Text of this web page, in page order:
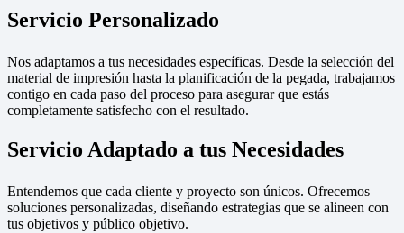
Servicio Personalizado
Nos adaptamos a tus necesidades específicas. Desde la selección del
material de impresión hasta la planificación de la pegada, trabajamos
contigo en cada paso del proceso para asegurar que estás
completamente satisfecho con el resultado.
Servicio Adaptado a tus Necesidades
Entendemos que cada cliente y proyecto son únicos. Ofrecemos
soluciones personalizadas, diseñando estrategias que se alineen con
tus objetivos y público objetivo.